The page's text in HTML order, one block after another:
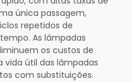
única passagem,
repetidos de
As lâmpadas
os custos de
vida útil das lâmpadas
com substituições.